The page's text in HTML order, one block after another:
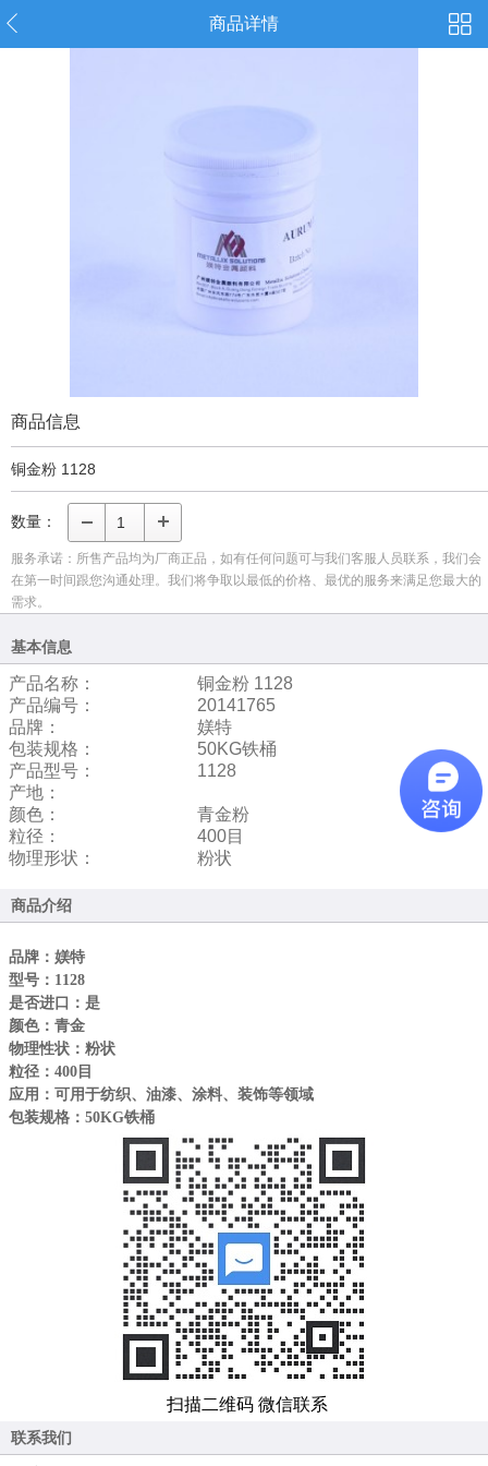
商品详情
商品信息
铜金粉 1128
数量：
服务承诺：所售产品均为厂商正品，如有任何问题可与我们客服人员联系，我们会
在第一时间跟您沟通处理。我们将争取以最低的价格、最优的服务来满足您最大的
需求。
基本信息
产品名称：
铜金粉 1128
产品编号：
20141765
品牌：
媄特
包装规格：
50KG铁桶
产品型号：
1128
产地：
颜色：
青金粉
粒径：
400目
物理形状：
粉状
商品介绍
品牌：媄特
型号：1128
是否进口：是
颜色：青金
物理性状：粉状
粒径：400目
应用：可用于纺织、油漆、涂料、装饰等领域
包装规格：50KG铁桶
扫描二维码 微信联系
联系我们